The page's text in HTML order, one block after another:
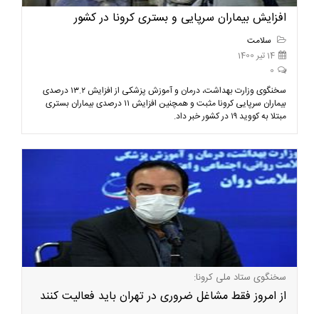
افزایش بیماران سرپایی و بستری کرونا در کشور
سلامت
14 تیر 1400
0
سخنگوی وزارت بهداشت، درمان و آموزش پزشکی از افزایش ۱۳.۲ درصدی
بیماران سرپایی کرونا مثبت و همچنین افزایش ۱۱ درصدی بیماران بستری
مبتلا به کووید ۱۹ در کشور خبر داد.
سخنگوی ستاد ملی کرونا:
از امروز فقط مشاغل ضروری در تهران باید فعالیت کنند